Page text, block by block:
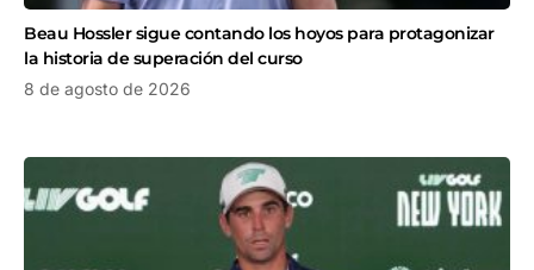
Beau Hossler sigue contando los hoyos para protagonizar
la historia de superación del curso
8 de agosto de 2026